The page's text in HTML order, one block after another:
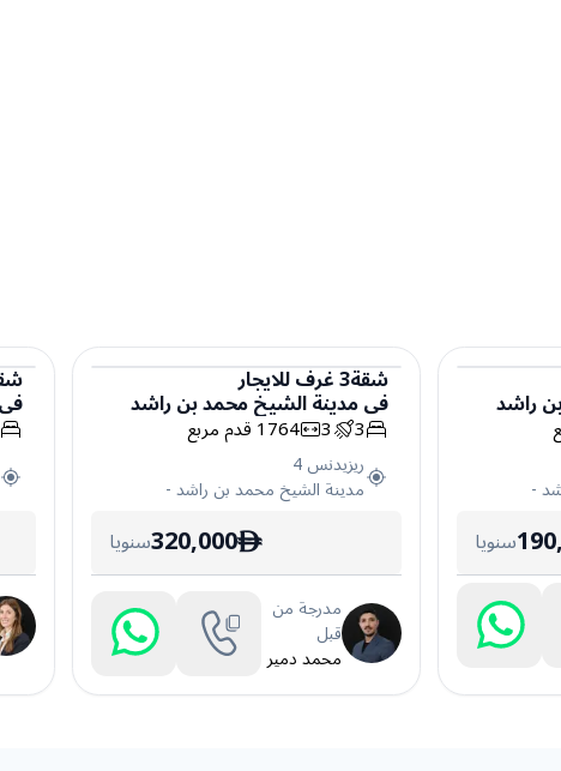
راشد
-
سنويا
شقة
شقة3غرفللايجار
فيمدينة الشيخ محمد بن راشد
3
3
1764قدم مربع
ريزيدنس 4
مدينة الشيخ محمد بن راشد-
ê
320,000سنويا
مدرجة من
قبل
محمد دمير
في